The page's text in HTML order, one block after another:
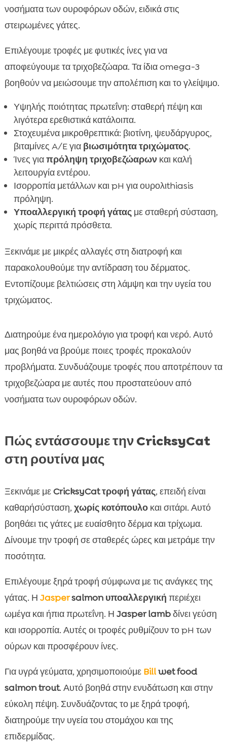
νοσήματα των ουροφόρων οδών, ειδικά στις
στειρωμένες γάτες.
Επιλέγουμε τροφές με φυτικές ίνες για να
αποφεύγουμε τα τριχοβεζώαρα. Τα ίδια omega-3
βοηθούν να μειώσουμε την απολέπιση και το γλείψιμο.
Υψηλής ποιότητας πρωτεΐνη: σταθερή πέψη και
λιγότερα ερεθιστικά κατάλοιπα.
Στοχευμένα μικροθρεπτικά: βιοτίνη, ψευδάργυρος,
βιταμίνες A/E για βιωσιμότητα τριχώματος.
Ίνες γιαπρόληψη τριχοβεζώαρωνκαι καλή
λειτουργία εντέρου.
Ισορροπία μετάλλων και pH για ουρολιthiasis
πρόληψη.
Υποαλλεργική τροφή γάταςμε σταθερή σύσταση,
χωρίς περιττά πρόσθετα.
Ξεκινάμε με μικρές αλλαγές στη διατροφή και
παρακολουθούμε την αντίδραση του δέρματος.
Εντοπίζουμε βελτιώσεις στη λάμψη και την υγεία του
τριχώματος.
Διατηρούμε ένα ημερολόγιο για τροφή και νερό. Αυτό
μας βοηθά να βρούμε ποιες τροφές προκαλούν
προβλήματα. Συνδυάζουμε τροφές που αποτρέπουν τα
τριχοβεζώαρα με αυτές που προστατεύουν από
νοσήματα των ουροφόρων οδών.
Πώς εντάσσουμε την CricksyCat
στη ρουτίνα μας
Ξεκινάμε μεCricksyCat τροφή γάτας, επειδή είναι
καθαρήσύσταση, χωρίς κοτόπουλοκαι σιτάρι. Αυτό
βοηθάει τις γάτες με ευαίσθητο δέρμα και τρίχωμα.
Δίνουμε την τροφή σε σταθερές ώρες και μετράμε την
ποσότητα.
Επιλέγουμε ξηρά τροφή σύμφωνα με τις ανάγκες της
γάτας. Η Jaspersalmon υποαλλεργική περιέχει
ωμέγα και ήπια πρωτεΐνη. Η Jasper lambδίνει γεύση
και ισορροπία. Αυτές οι τροφές ρυθμίζουν το pH των
ούρων και προσφέρουν ίνες.
Για υγρά γεύματα, χρησιμοποιούμε Billwet food
salmon trout. Αυτό βοηθά στην ενυδάτωση και στην
εύκολη πέψη. Συνδυάζοντας το με ξηρά τροφή,
διατηρούμε την υγεία του στομάχου και της
επιδερμίδας.